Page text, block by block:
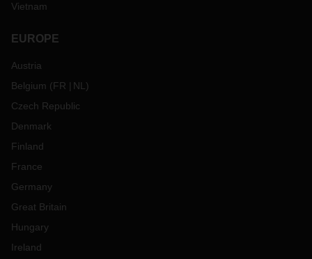
Vietnam
EUROPE
Austria
Belgium (FR NL )
Czech Republic
Denmark
Finland
France
Germany
Great Britain
Hungary
Ireland